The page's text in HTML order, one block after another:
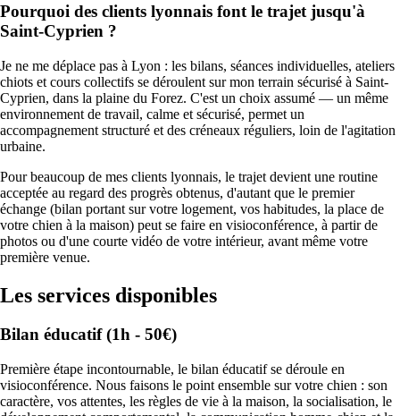
Pourquoi des clients lyonnais font le trajet jusqu'à
Saint-Cyprien ?
Je ne me déplace pas à Lyon : les bilans, séances individuelles, ateliers
chiots et cours collectifs se déroulent sur mon terrain sécurisé à Saint-
Cyprien, dans la plaine du Forez. C'est un choix assumé — un même
environnement de travail, calme et sécurisé, permet un
accompagnement structuré et des créneaux réguliers, loin de l'agitation
urbaine.
Pour beaucoup de mes clients lyonnais, le trajet devient une routine
acceptée au regard des progrès obtenus, d'autant que le premier
échange (bilan portant sur votre logement, vos habitudes, la place de
votre chien à la maison) peut se faire en visioconférence, à partir de
photos ou d'une courte vidéo de votre intérieur, avant même votre
première venue.
Les services disponibles
Bilan éducatif (1h - 50€)
Première étape incontournable, le bilan éducatif se déroule en
visioconférence. Nous faisons le point ensemble sur votre chien : son
caractère, vos attentes, les règles de vie à la maison, la socialisation, le